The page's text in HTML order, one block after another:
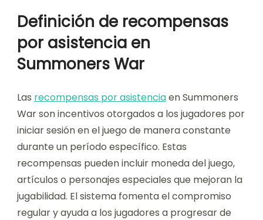
Definición de recompensas
por asistencia en
Summoners War
Las recompensas por asistenciaen Summoners
War son incentivos otorgados a los jugadores por
iniciar sesión en el juego de manera constante
durante un período específico. Estas
recompensas pueden incluir moneda del juego,
artículos o personajes especiales que mejoran la
jugabilidad. El sistema fomenta el compromiso
regular y ayuda a los jugadores a progresar de